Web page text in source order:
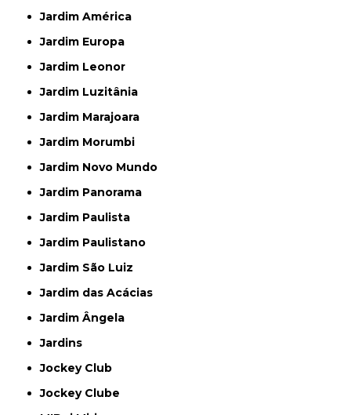
Jardim América
Jardim Europa
Jardim Leonor
Jardim Luzitânia
Jardim Marajoara
Jardim Morumbi
Jardim Novo Mundo
Jardim Panorama
Jardim Paulista
Jardim Paulistano
Jardim São Luiz
Jardim das Acácias
Jardim Ângela
Jardins
Jockey Club
Jockey Clube